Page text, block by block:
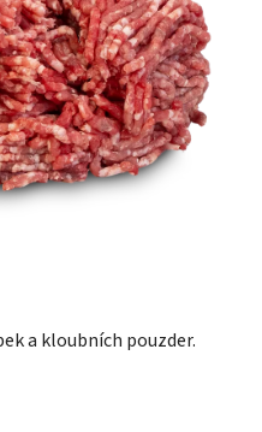
a kloubních pouzder.